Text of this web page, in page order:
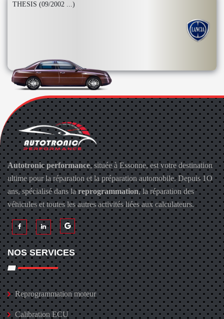
THESIS (09/2002 ...)
Autotronic performance, située à Essonne, est votre destination
ultime pour la réparation et la préparation automobile. Depuis 1O
ans, spécialisé dans lareprogrammation, la réparation des
véhicules et toutes les autres activités liées aux calculateurs.
NOS SERVICES
Reprogrammation moteur
Calibration ECU